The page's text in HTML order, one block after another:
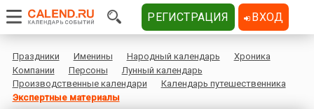
Праздники Именины Народный календарь
Хроника
Компании
Персоны
Лунный календарь
Производственные календари
Календарь путешественника
Экспертные материалы
РЕГИСТРАЦИЯ ВХОД